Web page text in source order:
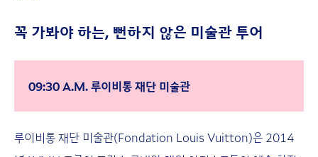
꼭 가봐야 하는, 뻔하지 않은 미술관 투어
09:30 A.M. 루이비통 재단 미술관
루이비통 재단 미술관(Fondation Louis Vuitton)은 2014